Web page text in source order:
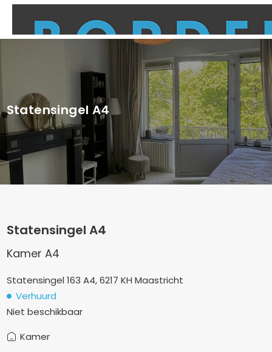
Statensingel A4
Statensingel A4
Kamer A4
Statensingel 163 A4, 6217 KH Maastricht
Verhuurd
Niet beschikbaar
Kamer